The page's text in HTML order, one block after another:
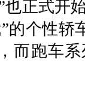
也正式开
的个性轿
而跑车